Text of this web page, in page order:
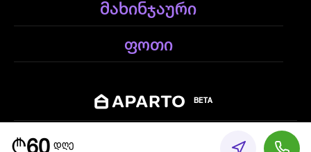
დღე
მახინჯაური
ფოთი
BETA
© 2026 Aparto Apartments - ყველა უფლება დაცულია